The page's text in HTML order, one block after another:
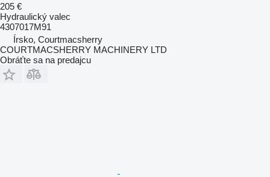
205 €
Hydraulický valec
4307017M91
Írsko, Courtmacsherry
COURTMACSHERRY MACHINERY LTD
Obráťte sa na predajcu